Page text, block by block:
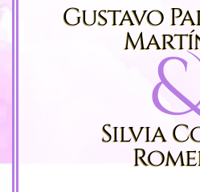
Gustavo
Silvia